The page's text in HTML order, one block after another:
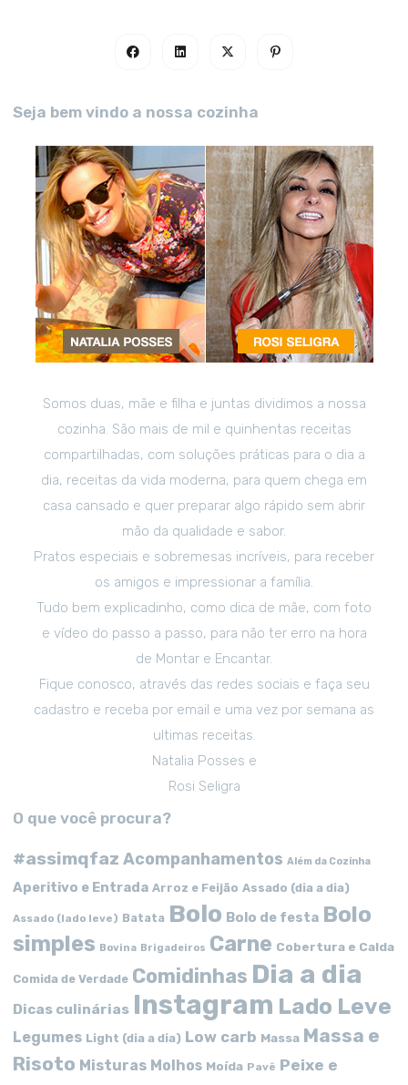
Seja bem vindo a nossa cozinha
Somos duas, mãe e filha e juntas dividimos a nossa
cozinha. São mais de mil e quinhentas receitas
compartilhadas, com soluções práticas para o dia a
dia, receitas da vida moderna, para quem chega em
casa cansado e quer preparar algo rápido sem abrir
mão da qualidade e sabor.
Pratos especiais e sobremesas incríveis, para receber
os amigos e impressionar a família.
Tudo bem explicadinho, como dica de mãe, com foto
e vídeo do passo a passo, para não ter erro na hora
de Montar e Encantar.
Fique conosco, através das redes sociais e faça seu
cadastro e receba por email e uma vez por semana as
ultimas receitas.
Natalia Posses e
Rosi Seligra
O que você procura?
#assimqfaz Acompanhamentos Além da Cozinha
Aperitivo e Entrada Arroz e Feijão Assado (dia a dia)
Assado (lado leve) Batata Bolo Bolo de festa Bolo
simples Bovina Brigadeiros Carne Cobertura e Calda
Comida de Verdade Comidinhas Dia a dia
Dicas culinárias Instagram Lado Leve
Legumes Light (dia a dia) Low carb Massa Massa e
Risoto Misturas Molhos Moída Pavê Peixe e